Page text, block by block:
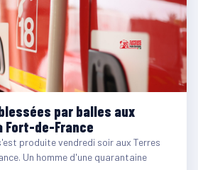
par balles aux
Fort-de-France
produite vendredi soir aux Terres
Un homme d'une quarantaine